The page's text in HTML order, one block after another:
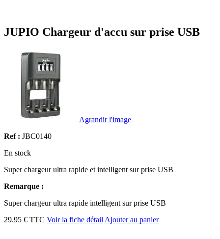
JUPIO Chargeur d'accu sur prise USB
Agrandir l'image
Ref : JBC0140
En stock
Super chargeur ultra rapide et intelligent sur prise USB
Remarque :
Super chargeur ultra rapide intelligent sur prise USB
29.95 € TTC Voir la fiche détail Ajouter au panier